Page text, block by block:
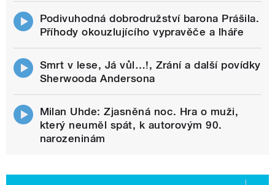
Podivuhodná dobrodružství barona Prášila.
Příhody okouzlujícího vypravěče a lháře
Smrt v lese, Já vůl…!, Zrání a další povídky
Sherwooda Andersona
Milan Uhde: Zjasněná noc. Hra o muži,
který neuměl spát, k autorovým 90.
narozeninám